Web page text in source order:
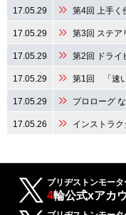
17.05.29 第4回 上手く
17.05.29 第3回 ステア
17.05.29 第2回 ドライ
17.05.29 第1回 「速
17.05.29 プロローグ
17.05.26 インストラク
ブリヂストンモー
4輪公式xアカ